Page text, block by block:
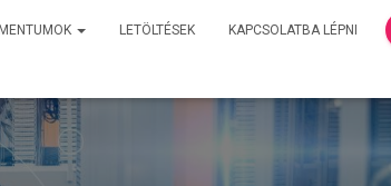
LETÖLTÉSEK KAPCSOLATBA LÉPNI